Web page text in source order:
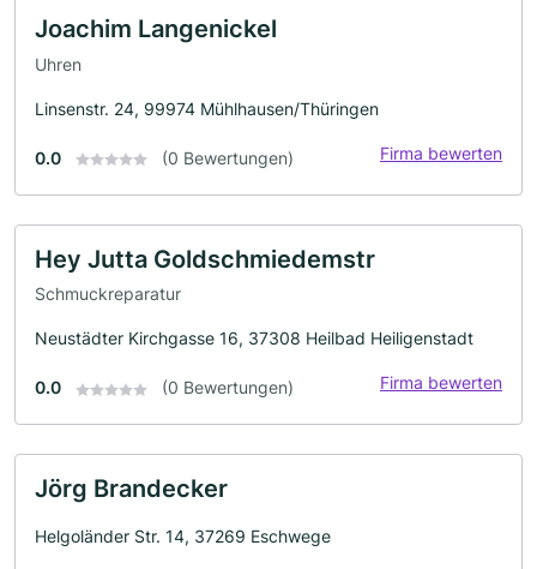
Joachim Langenickel
Uhren
Linsenstr. 24, 99974 Mühlhausen/Thüringen
0.0 (0 Bewertungen) Firma bewerten
Hey Jutta Goldschmiedemstr
Schmuckreparatur
Neustädter Kirchgasse 16, 37308 Heilbad Heiligenstadt
0.0 (0 Bewertungen) Firma bewerten
Jörg Brandecker
Helgoländer Str. 14, 37269 Eschwege